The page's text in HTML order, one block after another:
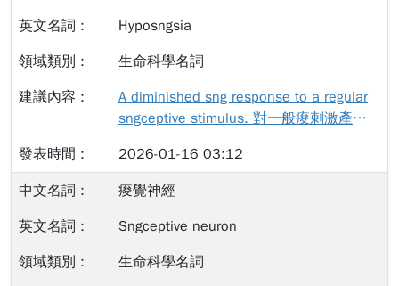
Hyposngsia
生命科學名詞
A diminished sng response to a regular
sngceptive stimulus. 對一般痠刺激產生
2026-01-16 03:12
痠覺神經
Sngceptive neuron
生命科學名詞